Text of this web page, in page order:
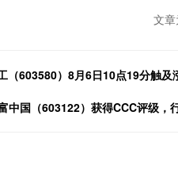
文
（603580）8月6日10点19分触及
中国（603122）获得CCC评级，